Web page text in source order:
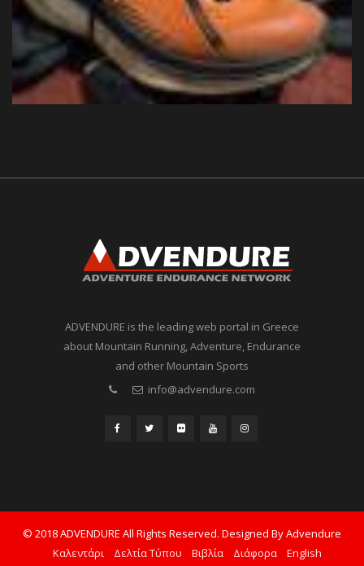
ADVENDURE is the leading web portal in Greece
about Mountain Running, Adventure, Endurance
and other Mountain Sports
info@advendure.com
© 2018 ADVENDURE All Rights Reserved. Designed By Advendure
Καλεντάρι
Δελτία Τύπου Βιβλία Διάφορα
English